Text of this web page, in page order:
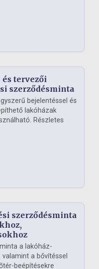
és tervezői
szerződésminta
bejelentéssel és
lakóházak
Részletes
szerződésminta
a lakóház-
a bővítéssel
beépítésekre